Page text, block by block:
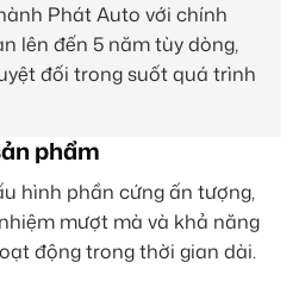
Phát Auto với chính
lên đến 5 năm tùy dòng,
đối trong suốt quá trình
phẩm
hình phần cứng ấn tượng,
mượt mà và khả năng
động trong thời gian dài.